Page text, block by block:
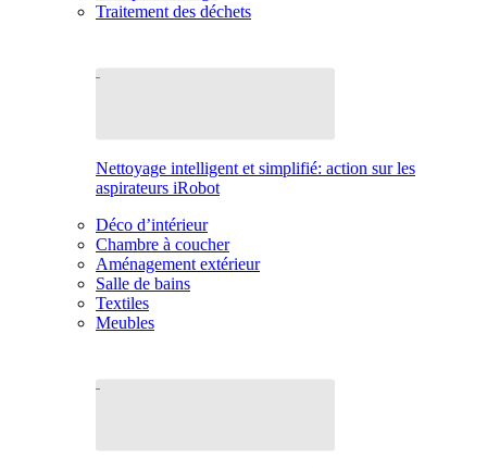
Traitement des déchets
Nettoyage intelligent et simplifié: action sur les
aspirateurs iRobot
Déco d’intérieur
Chambre à coucher
Aménagement extérieur
Salle de bains
Textiles
Meubles